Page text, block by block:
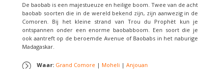
De baobab is een majestueuze en heilige boom. Twee van de acht
baobab soorten die in de wereld bekend zijn, zijn aanwezig in de
Comoren. Bij het kleine strand van Trou du Prophèt kun je
ontspannen onder een enorme baobabboom. Een soort die je
ook aantreft op de beroemde Avenue of Baobabs in het naburige
Madagaskar.
Waar: Grand Comore | Moheli | Anjouan